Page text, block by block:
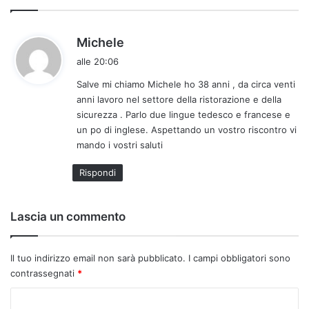
Michele
e
t
t
o
:
alle 20:06
Salve mi chiamo Michele ho 38 anni , da circa venti
anni lavoro nel settore della ristorazione e della
sicurezza . Parlo due lingue tedesco e francese e
un po di inglese. Aspettando un vostro riscontro vi
mando i vostri saluti
Rispondi
Lascia un commento
Il tuo indirizzo email non sarà pubblicato. I campi obbligatori sono
contrassegnati *